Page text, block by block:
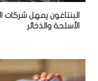
البنتاغون يمهل شركات
الأسلحة والذخائر